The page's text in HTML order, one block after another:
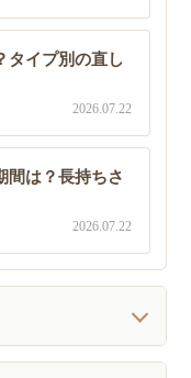
タイプ別の直し
2026.07.22
間は？長持ちさ
2026.07.22